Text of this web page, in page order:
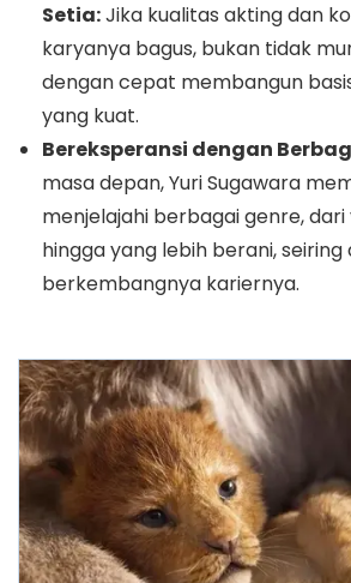
Setia:Jika kualitas akting dan
karyanya bagus, bukan tidak
dengan cepat membangun
yang kuat.
Bereksperansi dengan
masa depan, Yuri Sugawara
menjelajahi berbagai genre,
hingga yang lebih berani, seiring
berkembangnya kariernya.